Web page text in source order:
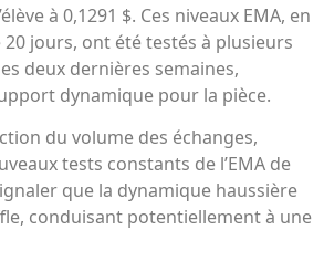
à 0,1291 $. Ces niveaux EMA, en
20 jours, ont été testés à plusieurs
deux dernières semaines,
dynamique pour la pièce.
du volume des échanges,
tests constants de l’EMA de
que la dynamique haussière
conduisant potentiellement à une